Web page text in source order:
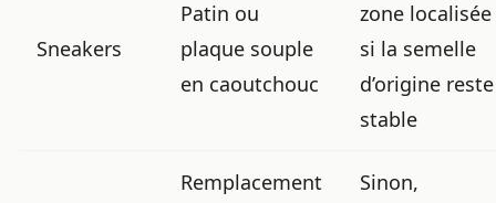
Sneakers
Patin ou
plaque souple
en caoutchouc
zone localisée
si la semelle
d’origine reste
stable
Remplacement
Sinon,